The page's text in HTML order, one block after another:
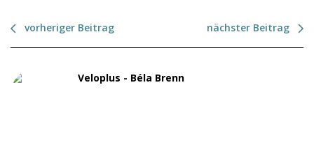
vorheriger Beitrag nächster Beitrag
Veloplus - Béla Brenn